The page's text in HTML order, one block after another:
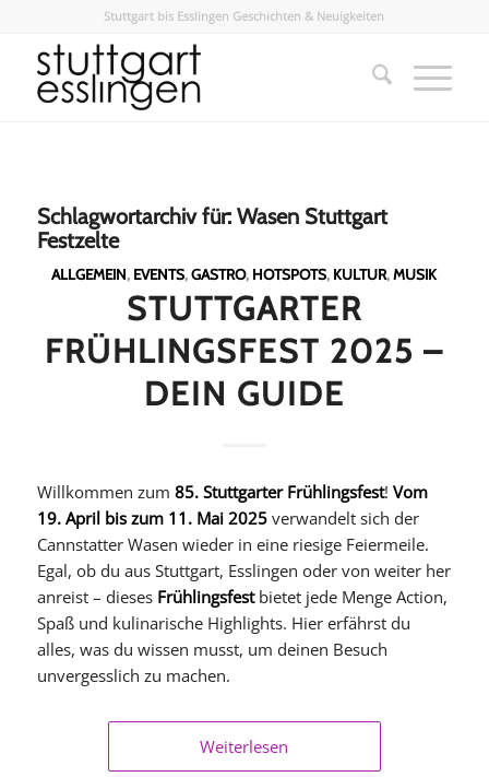
Stuttgart bis Esslingen Geschichten & Neuigkeiten
Schlagwortarchiv für: Wasen Stuttgart
Festzelte
ALLGEMEIN, EVENTS,GASTRO, HOTSPOTS, KULTUR,MUSIK
STUTTGARTER
FRÜHLINGSFEST 2025 –
DEIN GUIDE
Willkommen zum 85. Stuttgarter Frühlingsfest! Vom
19. April bis zum 11. Mai 2025verwandelt sich der
Cannstatter Wasen wieder in eine riesige Feiermeile.
Egal, ob du aus Stuttgart, Esslingen oder von weiter her
anreist – dieses Frühlingsfestbietet jede Menge Action,
Spaß und kulinarische Highlights. Hier erfährst du
alles, was du wissen musst, um deinen Besuch
unvergesslich zu machen.
Weiterlesen